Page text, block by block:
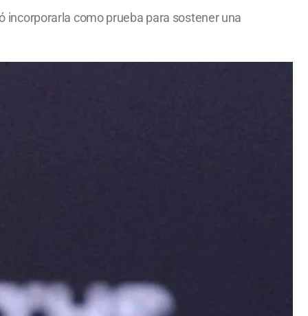
incorporarla como prueba para sostener una